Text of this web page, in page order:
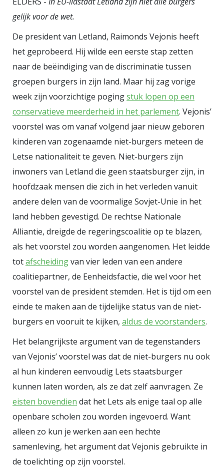
komen uit gemengde huwelijken.”
Voor Van de Beek is de “kernvraag:
zullen die laatsten zich
identificeren als Nederlander?” Nu
zie ik eerder als kernvraag in
hoeverre deze vraag op een
zinnige manier te beantwoorden
is, zoals Miko Flohr hier uitgebreid
uitlegt. Wat zal het in 2100
überhaupt betekenen dat iemand
zich ‘Nederlander’ noemt? Als een
‘oer-Hollander’ uit 1938 zou
tijdreizen naar het heden, zou die
persoon zich identificeren met het
Nederland van nu? Zouden de
meesten van ons zich thuis voelen
in het Nederland van 80 jaar
geleden? En gaat Nederland ten
onder als we ons massaal als,
bijvoorbeeld, wereldburger
identificeren? Van de Beek omzeilt
die lastige vragen door in zijn
voorspelling uit te gaan van de
huidige mate van ‘zelf-identificatie’
van mensen met Nederland of met
hun land van herkomst, zoals
gemeten in enquêtes. Van de Beek
weet dan ook “één ding zeker, (…)
als de huidige trend zich doorzet
hebben we aan het eind van deze
eeuw miljoenen inwoners die zich
gelijk voor de wet.
De president van Letland, Raimonds Vejonis heeft
het geprobeerd. Hij wilde een eerste stap zetten
naar de beëindiging van de discriminatie tussen
groepen burgers in zijn land. Maar hij zag vorige
week zijn voorzichtige pogingstuk lopen op een
conservatieve meerderheid in het parlement. Vejonis’
voorstel was om vanaf volgend jaar nieuw geboren
kinderen van zogenaamde niet-burgers meteen de
Letse nationaliteit te geven. Niet-burgers zijn
inwoners van Letland die geen staatsburger zijn, in
hoofdzaak mensen die zich in het verleden vanuit
andere delen van de voormalige Sovjet-Unie in het
land hebben gevestigd. De rechtse Nationale
Alliantie, dreigde de regeringscoalitie op te blazen,
als het voorstel zou worden aangenomen. Het leidde
totafscheidingvan vier leden van een andere
coalitiepartner, de Eenheidsfactie, die wel voor het
voorstel van de president stemden. Het is tijd om een
einde te maken aan de tijdelijke status van de niet-
burgers en vooruit te kijken, aldus de voorstanders.
Het belangrijkste argument van de tegenstanders
van Vejonis’ voorstel was dat de niet-burgers nu ook
al hun kinderen eenvoudig Lets staatsburger
kunnen laten worden, als ze dat zelf aanvragen. Ze
eisten bovendien dat het Lets als enige taal op alle
openbare scholen zou worden ingevoerd. Want
alleen zo kun je werken aan een hechte
samenleving, het argument dat Vejonis gebruikte in
de toelichting op zijn voorstel.